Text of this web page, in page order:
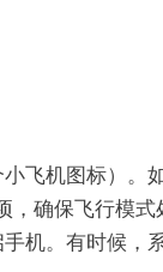
飞机图标）。
，确保飞行模
机。有时候，